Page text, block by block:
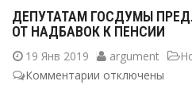
ДЕПУТАТАМ ГОСДУМЫ
ОТ НАДБАВОК К ПЕНСИИ
19 Янв 2019 argument
Комментарии котключены